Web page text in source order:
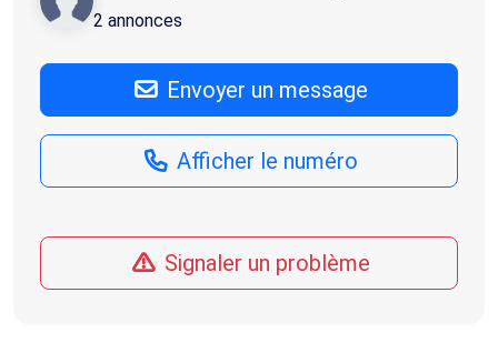
2 annonces
Envoyer un message
Afficher le numéro
Signaler un problème